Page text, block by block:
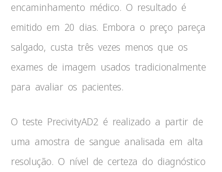
encaminhamento médico. O resultado é
emitido em 20 dias. Embora o preço pareça
salgado, custa três vezes menos que os
exames de imagem usados tradicionalmente
para avaliar os pacientes.
O teste PrecivityAD2 é realizado a partir de
uma amostra de sangue analisada em alta
resolução. O nível de certeza do diagnóstico